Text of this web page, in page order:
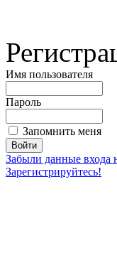
Имя пользователя
Пароль
Запомнить меня
Забыли данные входа
Зарегистрируйтесь!